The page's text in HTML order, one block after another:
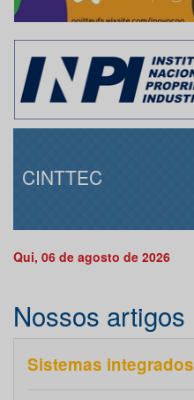
CINTTEC
Qui, 06 de agosto de 2026
Nossos artigos
Sistemas integrados